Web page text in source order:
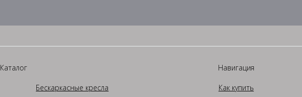
Каталог
Бескаркасные кресла
Навигация
Как купить